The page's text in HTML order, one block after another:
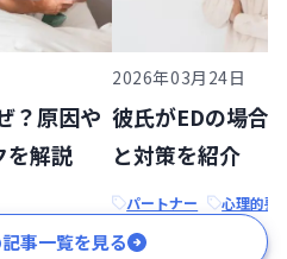
？原因や
を解説
2026年03月24日
彼氏がEDの場合
と対策を紹介
パートナー 心理的要
事一覧を見る